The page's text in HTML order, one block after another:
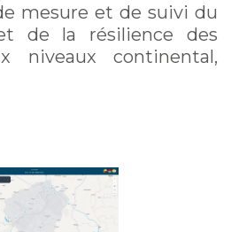
mesure et de suivi du
de la résilience des
niveaux continental,